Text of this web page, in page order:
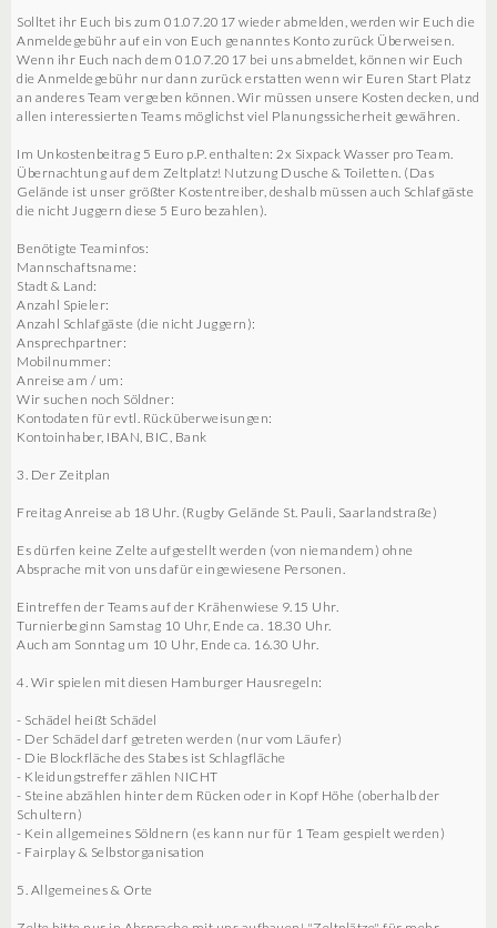
Solltet ihr Euch bis zum 01.07.2017 wieder abmelden, werden wir Euch die
Anmeldegebühr auf ein von Euch genanntes Konto zurück Überweisen.
Wenn ihr Euch nach dem 01.07.2017 bei uns abmeldet, können wir Euch
die Anmeldegebühr nur dann zurück erstatten wenn wir Euren Start Platz
an anderes Team vergeben können. Wir müssen unsere Kosten decken, und
allen interessierten Teams möglichst viel Planungssicherheit gewähren.
Im Unkostenbeitrag 5 Euro p.P. enthalten: 2x Sixpack Wasser pro Team.
Übernachtung auf dem Zeltplatz! Nutzung Dusche & Toiletten. (Das
Gelände ist unser größter Kostentreiber, deshalb müssen auch Schlafgäste
die nicht Juggern diese 5 Euro bezahlen).
Benötigte Teaminfos:
Mannschaftsname:
Stadt & Land:
Anzahl Spieler:
Anzahl Schlafgäste (die nicht Juggern):
Ansprechpartner:
Mobilnummer:
Anreise am / um:
Wir suchen noch Söldner:
Kontodaten für evtl. Rücküberweisungen:
Kontoinhaber, IBAN, BIC, Bank
3. Der Zeitplan
Freitag Anreise ab 18 Uhr. (Rugby Gelände St. Pauli, Saarlandstraße)
Es dürfen keine Zelte aufgestellt werden (von niemandem) ohne
Absprache mit von uns dafür eingewiesene Personen.
Eintreffen der Teams auf der Krähenwiese 9.15 Uhr.
Turnierbeginn Samstag 10 Uhr, Ende ca. 18.30 Uhr.
Auch am Sonntag um 10 Uhr, Ende ca. 16.30 Uhr.
4. Wir spielen mit diesen Hamburger Hausregeln:
- Schädel heißt Schädel
- Der Schädel darf getreten werden (nur vom Läufer)
- Die Blockfläche des Stabes ist Schlagfläche
- Kleidungstreffer zählen NICHT
- Steine abzählen hinter dem Rücken oder in Kopf Höhe (oberhalb der
Schultern)
- Kein allgemeines Söldnern (es kann nur für 1 Team gespielt werden)
- Fairplay & Selbstorganisation
5. Allgemeines & Orte